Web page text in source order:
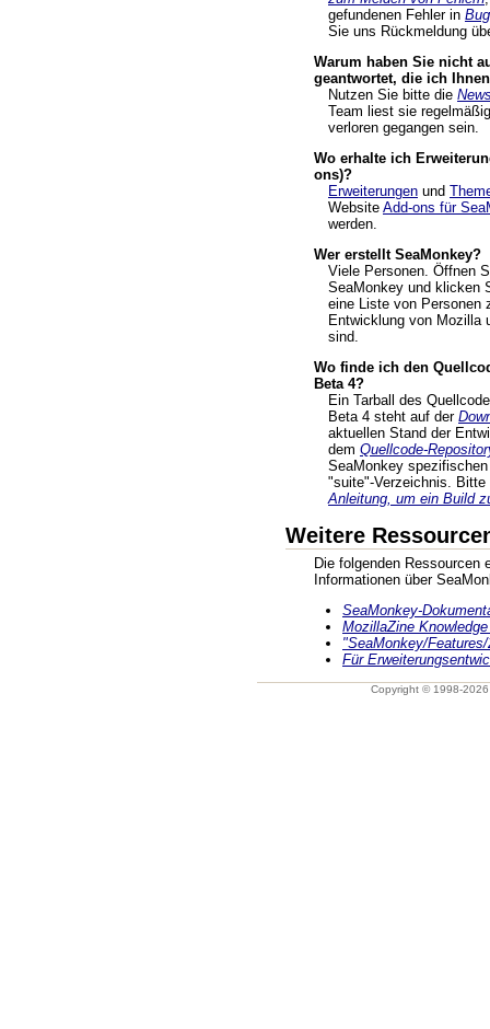
gefundenen Fehler in
Sie uns Rückmeldung
Warum haben Sie nicht
geantwortet, die ich
Nutzen Sie bitte die
Team liest sie
verloren gegangen sein.
Wo erhalte ich
ons)?
Erweiterungen und
Website Add-ons für
werden.
Wer erstellt SeaMonkey?
Viele Personen. Öffnen
SeaMonkey und klicken
eine Liste von Personen
Entwicklung von Mozilla
sind.
Wo finde ich den
Beta 4?
Ein Tarball des
Beta 4 steht auf der
aktuellen Stand der
dem Quellcode-
SeaMonkey
"suite"-Verzeichnis. Bitte
Anleitung, um ein Build
Weitere
Die folgenden Ressourcen
Informationen über
SeaMonkey-
MozillaZine
"SeaMonkey/
Für
Copyright © 1998-